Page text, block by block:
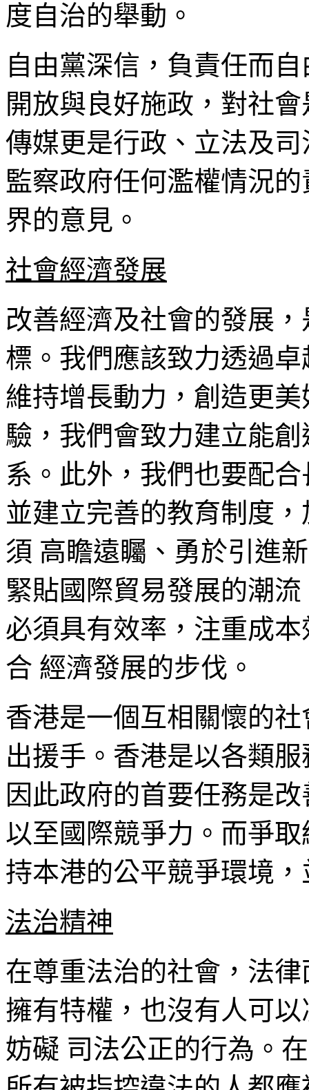
度自治的舉動。
自由黨深信，負責任而
開放與良好施政，對社
傳媒更是行政、立法及
監察政府任何濫權情況
界的意見。
社會經濟發展
改善經濟及社會的發展
標。我們應該致力透過
維持增長動力，創造更
驗，我們會致力建立能
系。此外，我們也要配
並建立完善的教育制度
須 高瞻遠矚、勇於引進
緊貼國際貿易發展的潮
必須具有效率，注重成
合 經濟發展的步伐。
香港是一個互相關懷的
出援手。香港是以各類
因此政府的首要任務是
以至國際競爭力。而爭
持本港的公平競爭環境
法治精神
在尊重法治的社會，法
擁有特權，也沒有人可
妨礙 司法公正的行為。